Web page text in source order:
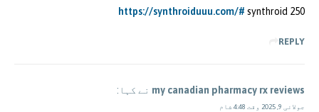
https://synthroiduuu.com/# synthroid 250
REPLY
my canadian pharmacy rx reviews نے کہا:
جولائی 9, 2025 وقت 4:48 شام